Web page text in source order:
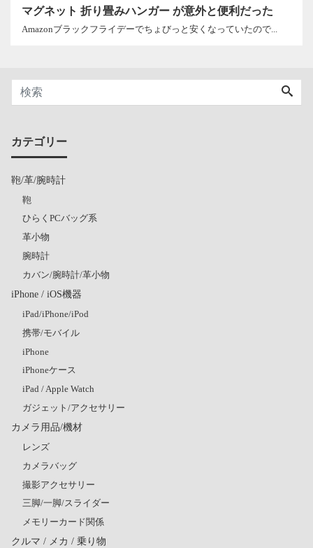
マグネット 折り畳みハンガー が意外と便利だった
Amazonブラックフライデーでちょびっと安くなっていたので...
カテゴリー
鞄/革/腕時計
鞄
ひらくPCバッグ系
革小物
腕時計
カバン/腕時計/革小物
iPhone / iOS機器
iPad/iPhone/iPod
携帯/モバイル
iPhone
iPhoneケース
iPad / Apple Watch
ガジェット/アクセサリー
カメラ用品/機材
レンズ
カメラバッグ
撮影アクセサリー
三脚/一脚/スライダー
メモリーカード関係
クルマ / メカ / 乗り物